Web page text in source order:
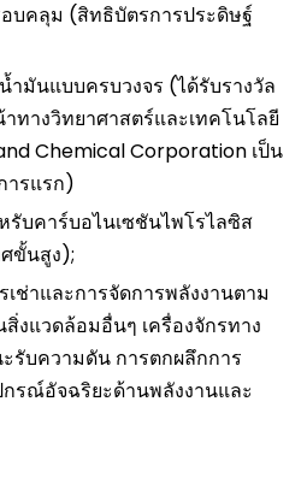
บคลุม (สิทธิบัตรการประดิษฐ์
มันแบบครบวงจร (ได้รับรางวัล
ทางวิทยาศาสตร์และเทคโนโลยี
Chemical Corporation เป็น
ารแรก)
บคาร์บอไนเซชันไพโรไลซิส
ขั้นสูง);
ช่าและการจัดการพลังงานตาม
แวดล้อมอื่นๆ เครื่องจักรทาง
รับความดัน การตกผลึกการ
รณ์อัจฉริยะด้านพลังงานและ